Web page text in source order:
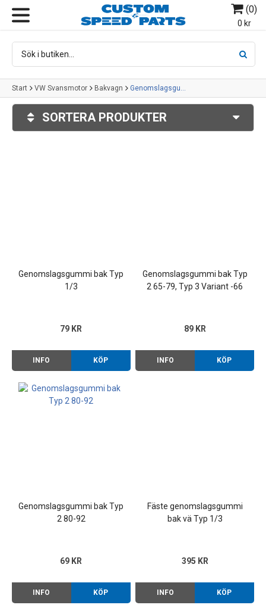
(0)
0 kr
Start VW Svansmotor Bakvagn Genomslagsgummi
SORTERA PRODUKTER
Genomslagsgummi bak Typ
1/3
79 KR
INFO KÖP
Genomslagsgummi bak Typ
2 65-79, Typ 3 Variant -66
89 KR
INFO KÖP
Genomslagsgummi bak Typ
2 80-92
69 KR
INFO KÖP
Fäste genomslagsgummi
bak vä Typ 1/3
395 KR
INFO KÖP